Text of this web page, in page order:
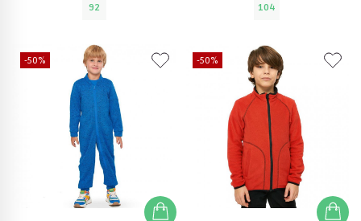
92 104
-50% -50%